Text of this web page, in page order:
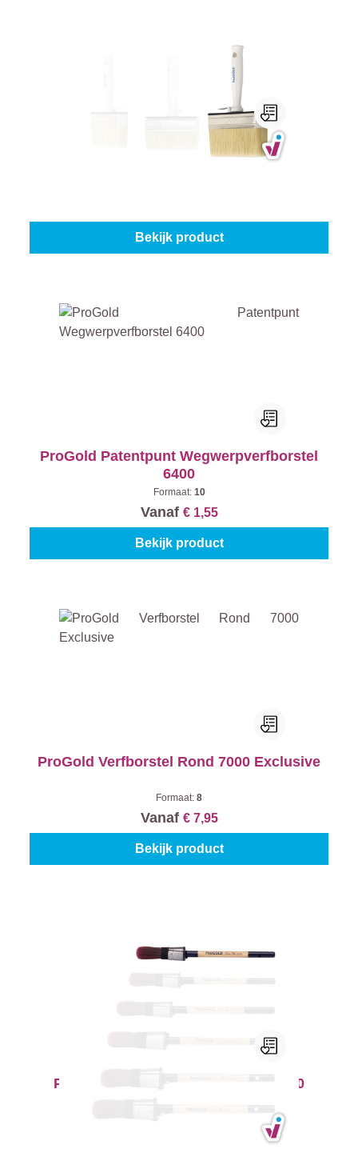
Progold Blokborstel Pvc
Bekijk product
ProGold Patentpunt Wegwerpverfborstel
6400
Formaat: 10
Vanaf € 1,55
Bekijk product
ProGold Verfborstel Rond 7000 Exclusive
Formaat: 8
Vanaf € 7,95
Bekijk product
ProGold Patentpunt Verfborstel 7320
Classic Flex
Formaat: